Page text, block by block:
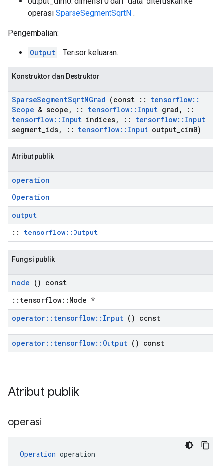
operasi SparseSegmentSqrtN .
Pengembalian:
Output : Tensor keluaran.
Konstruktor dan Destruktor
SparseSegmentSqrtNGrad (const :: tensorflow::
Scope & scope , :: tensorflow:: Input grad ,
::
tensorflow:: Input indices, :: tensorflow:: Input
segment ids, :: tensorflow:: Input output dim0)
Atribut publik
operation
Operation
output
:: tensorflow::Output
Fungsi publik
node () const
::tensorflow::Node *
operator:: tensorflow:: Input () const
operator:: tensorflow:: Output () const
Atribut publik
operasi
Operation operation